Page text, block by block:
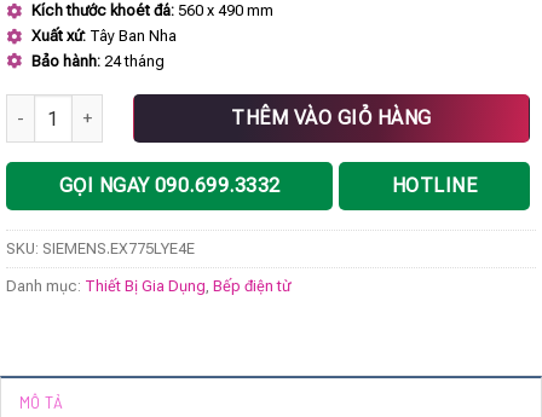
Kích thước khoét đá: 560 x 490 mm
Xuất xứ: Tây Ban Nha
Bảo hành: 24 tháng
Bếp từ SIEMENS EX775LYE4E số lượngTHÊM VÀO GIỎ HÀNG
GỌI NGAY 090.699.3332 HOTLINE
SKU: SIEMENS.EX775LYE4E
Danh mục: Thiết Bị Gia Dụng, Bếp điện từ
MÔ TẢ